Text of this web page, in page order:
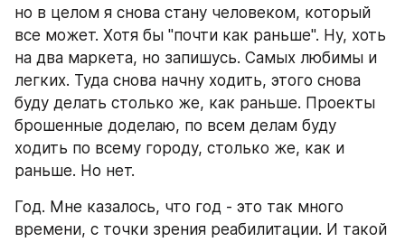
но в целом я снова стану человеком, который
все может. Хотя бы "почти как раньше". Ну, хоть
на два маркета, но запишусь. Самых любимы и
легких. Туда снова начну ходить, этого снова
буду делать столько же, как раньше. Проекты
брошенные доделаю, по всем делам буду
ходить по всему городу, столько же, как и
раньше. Но нет.
Год. Мне казалось, что год - это так много
времени, с точки зрения реабилитации. И такой